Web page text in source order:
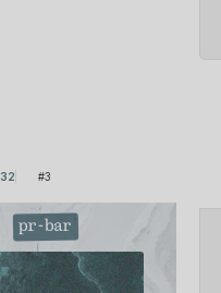
3
pr-bar